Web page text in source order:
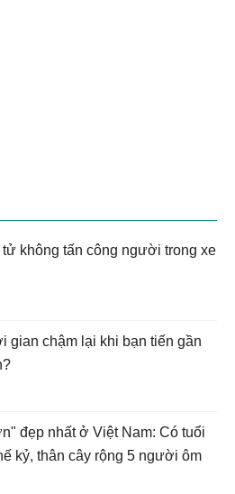
không tấn công người trong xe
gian chậm lại khi bạn tiến gần
đẹp nhất ở Việt Nam: Có tuổi
kỷ, thân cây rộng 5 người ôm